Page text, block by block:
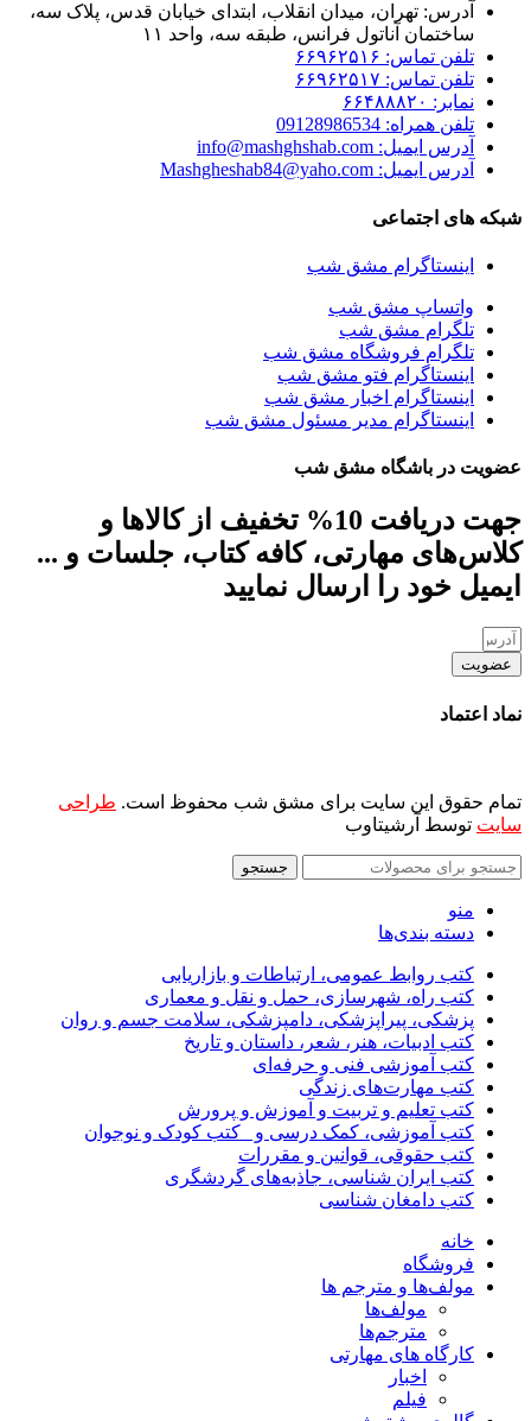
آدرس: تهران، میدان انقلاب، ابتدای خیابان قدس، پلاک سه،
ساختمان آناتول فرانس، طبقه سه، واحد ۱۱
تلفن تماس: ۶۶۹۶۲۵۱۶
تلفن تماس: ۶۶۹۶۲۵۱۷
نمابر: ۶۶۴۸۸۸۲۰
تلفن همراه: 09128986534
آدرس ایمیل: info@mashghshab.com
آدرس ایمیل: Mashgheshab84@yaho.com
شبکه های اجتماعی
اینستاگرام مشق شب
واتساپ مشق شب
تلگرام مشق شب
تلگرام فروشگاه مشق شب
اینستاگرام فتو مشق شب
اینستاگرام اخبار مشق شب
اینستاگرام مدیر مسئول مشق شب
عضویت در باشگاه مشق شب
جهت دریافت 10% تخفیف از کالاها و
کلاس‌های مهارتی، کافه کتاب، جلسات و ...
ایمیل خود را ارسال نمایید
عضویت
نماد اعتماد
تمام حقوق این سایت برای مشق شب محفوظ است. طراحی
سایت توسط آرشیتاوب
جستجو
منو
دسته بندی‌ها
کتب روابط عمومی، ارتباطات و بازاریابی
کتب راه، شهرسازی، حمل و نقل و معماری
پزشکی، پیراپزشکی، دامپزشکی، سلامت جسم و روان
کتب ادبیات، هنر، شعر، داستان و تاریخ
کتب آموزشی فنی و حرفه‌ای
کتب مهارت‌های زندگی
کتب تعلیم و تربیت و آموزش و پرورش
کتب آموزشی، کمک درسی و _کتب کودک و نوجوان
کتب حقوقی، قوانین و مقررات
کتب ایران شناسی، جاذبه‌های گردشگری
کتب دامغان شناسی
خانه
فروشگاه
مولف‌ها و مترجم ها
مولف‌ها
مترجم‌ها
کارگاه های مهارتی
اخبار
فیلم